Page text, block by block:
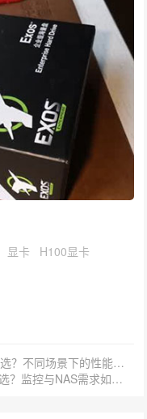
显卡
H100显卡
上一篇：2026年5月机械企业级硬盘怎么选？不同场景下的性能差异有多大？
下一篇：2026年5月企业级硬盘1TB怎么选？监控与NAS需求如何兼顾？